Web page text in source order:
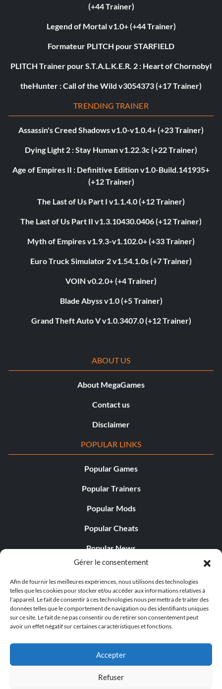
Gérer le consentement
Afin de fournir les meilleures expériences, nous utilisons des technologies
telles que les cookies pour stocker et/ou accéder aux informations relatives à
l'appareil. Le fait de consentir à ces technologies nous permettra de traiter des
données telles que le comportement de navigation ou des identifiants uniques
sur ce site. Le fait de ne pas consentir ou de retirer son consentement peut
avoir un effet négatif sur certaines caractéristiques et fonctions.
Accepter
Refuser
(+44 Trainer)
Legend of Mortal v1.0+ (+44 Trainer)
Formateur PLITCH pour STARFIELD
PLITCH Trainer pour S.T.A.L.K.E.R. 2 : Heart of Chornobyl
theHunter : Call of the Wild v3054373 (+17 Trainer)
TRENDING TRAINER
Assassin's Creed Shadows v1.0-v1.0.4+ (+23 Trainer)
Dying Light 2 : Stay Human v1.22.3c (+22 Trainer)
Age of Empires II : Definitive Edition v1.0-Build.141935+
(+12 Trainer)
The Last of Us Part I v1.1.4.0 (+12 Trainer)
The Last of Us Part II v1.3.10430.0406 (+12 Trainer)
Myth of Empires v1.9.3-v1.102.0+ (+33 Trainer)
Euro Truck Simulator 2 v1.54.1.0s (+7 Trainer)
VOIN v0.2.0+ (+4 Trainer)
Blade Abyss v1.0 (+5 Trainer)
Grand Theft Auto V v1.0.3407.0 (+12 Trainer)
ABOUT US
About MegaGames
Contact us
Disclaimer
POPULAR LINKS
Popular Games
Popular Trainers
Popular Mods
Popular Cheats
Popular News
Popular Editorials
Popular Free Games
LATEST UPDATES